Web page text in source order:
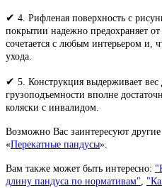
✔ 4. Рифленая поверхность с
покрытии надежно предохраняет
сочетается с любым интерьером и,
ухода.
✔ 5. Конструкция выдерживает вес
грузоподъемности вполне
коляски с инвалидом.
Возможно Вас заинтересуют
«Перекатные пандусы».
Вам также может быть интересно:
длину пандуса по нормативам",